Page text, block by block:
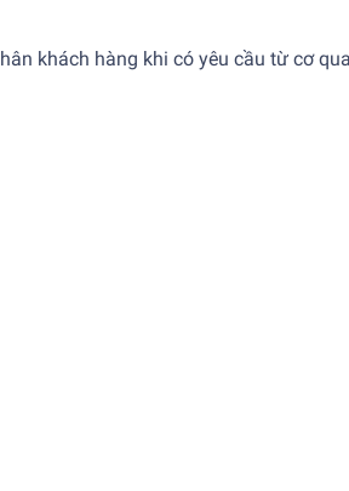
khách hàng khi có yêu cầu từ cơ